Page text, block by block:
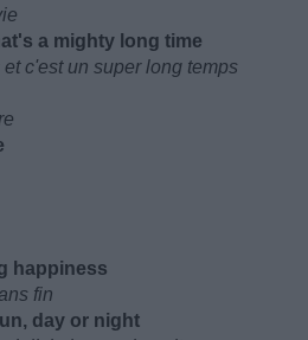
a mighty long time
c'est un super long temps
happiness
fin
day or night